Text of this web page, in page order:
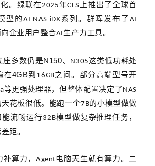
。绿联在2025年CES上推出了全球首
型的AI NAS iDX 系列。群晖发布了 AI
向企业用户整合AI 生产力工具。
座多数仍是N150、 N305这类低功耗处
在4GB到 16GB之间。部分高端型号开
等更强处理器，但整体配置决定了 NAS
花板很低。能跑一个7B的小模型做做
流畅运行32B模型做复杂推理任务，
距。
补算力，Agent电脑天生就有算力。二